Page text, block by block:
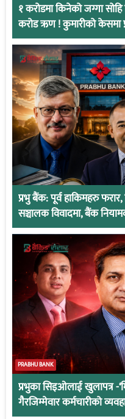
१ करोडमा किनेको जग्गा
करोड ऋण ! कुमारीको केसमा
प्रभु बैंक: पूर्व हाकिमहरु
सञ्चालक विवादमा, बैंक
PRABHU BANK
प्रभुका सिइओलाई खुलापत्र -
गैरजिम्मेवार कर्मचारीको